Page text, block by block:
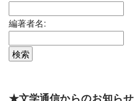
編著者名:
★文学通信からのお知らせ